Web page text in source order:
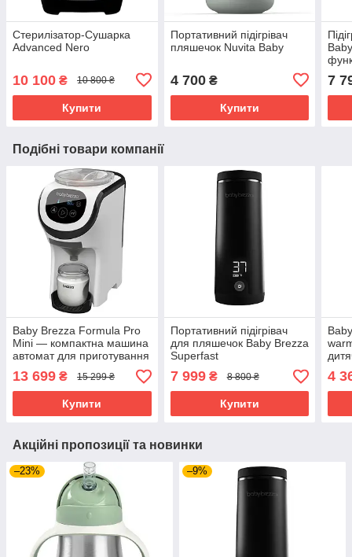
Стерилізатор-Сушарка
Advanced Nero
10 100 ₴ 10 800 ₴
Купити
Портативний підігрівач
пляшечок Nuvita Baby
4 700₴
Купити
7
Подібні товари компанії
Baby Brezza Formula Pro
Mini — компактна машина
автомат для приготування
13 699 ₴ 15 299 ₴
Купити
Портативний підігрівач
для пляшечок Baby Brezza
Superfast
7 999₴ 8 800 ₴
Купити
4
Акційні пропозиції та новинки
–23% –9%